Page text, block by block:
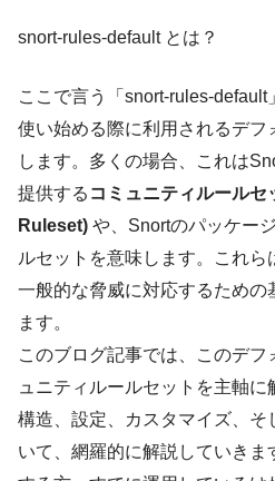
snort-rules-default とは？
ここで言う「snort-rules-
使い始める際に利用されるデフ
します。多くの場合、これは
提供する コミュニティルール
Ruleset) や、Snortのパッケー
ルセットを意味します。これ
一般的な脅威に対応するための
ます。
このブログ記事では、このデフ
ュニティルールセットを主軸に
構造、設定、カスタマイズ、そ
いて、網羅的に解説していきま